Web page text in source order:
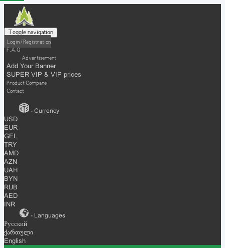
Toggle navigation
Login / Registration
F.A.Q
Advertisement
Add Your Banner
SUPER VIP & VIP prices
Product Compare
Contact
- Currency
USD
EUR
GEL
TRY
AMD
AZN
UAH
BYN
RUB
AED
INR
- Languages
Русский
ქართული
English